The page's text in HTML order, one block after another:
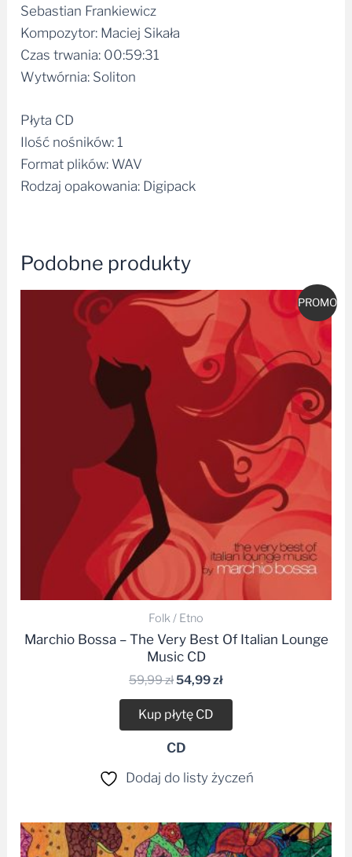
Sebastian Frankiewicz
Kompozytor: Maciej Sikała
Czas trwania: 00:59:31
Wytwórnia: Soliton
Płyta CD
Ilość nośników: 1
Format plików: WAV
Rodzaj opakowania: Digipack
Podobne produkty
PROMO
Folk / Etno
Marchio Bossa – The Very Best Of Italian Lounge
Music CD
59,99zł
Pierwotna
cena
wynosiła:
59,99 zł.
54,99zł
Aktualna
cena
wynosi:
54,99 zł.
Kup płytę CD
CD
Dodaj do listy życzeń